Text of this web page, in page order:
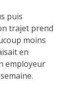
puis
trajet prend
moins
en
employeur